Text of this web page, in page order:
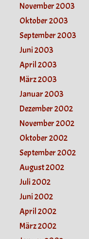
November 2003
Oktober 2003
September 2003
Juni 2003
April 2003
März 2003
Januar 2003
Dezember 2002
November 2002
Oktober 2002
September 2002
August 2002
Juli 2002
Juni 2002
April 2002
März 2002